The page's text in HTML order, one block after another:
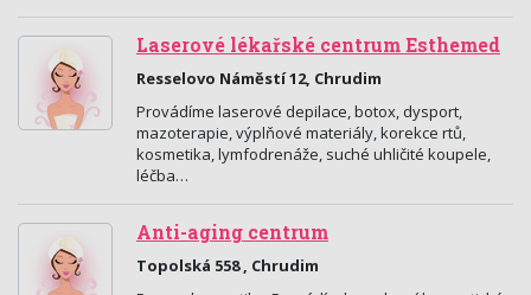
Laserové lékařské centrum Esthemed
Resselovo Náměstí 12, Chrudim
Provádíme laserové depilace, botox, dysport,
mazoterapie, výplňové materiály, korekce rtů,
kosmetika, lymfodrenáže, suché uhličité koupele,
léčba…
Anti-aging centrum
Topolská 558 , Chrudim